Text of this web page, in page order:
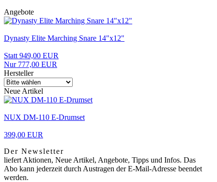
Angebote
Dynasty Elite Marching Snare 14"x12"
Statt 949,00 EUR
Nur 777,00 EUR
Hersteller
Neue Artikel
NUX DM-110 E-Drumset
399,00 EUR
Der Newsletter
liefert Aktionen, Neue Artikel, Angebote, Tipps und Infos. Das
Abo kann jederzeit durch Austragen der E-Mail-Adresse beendet
werden.